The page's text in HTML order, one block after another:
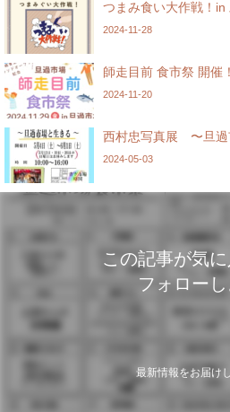
つまみ食い大作戦！in
2024-11-28
師走目前 食市祭 開催！
2024-11-20
西村忠写真展 〜旦過
2024-05-03
この記事が気
フォローし
最新情報をお届け